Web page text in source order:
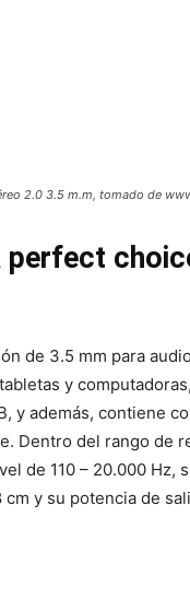
2.0 3.5 m.m, tomado de
perfect
de 3.5 mm para
y
y además, contiene
Dentro del rango de
de 110 – 20.000 Hz,
y su potencia de